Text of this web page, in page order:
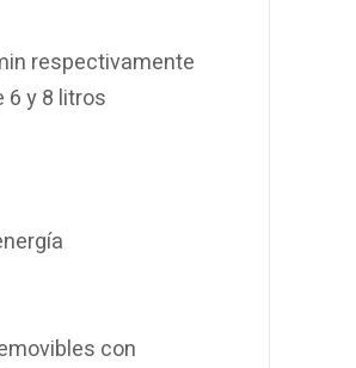
respectivamente
6 y 8 litros
con